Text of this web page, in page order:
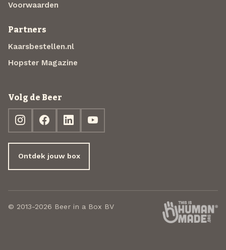
Voorwaarden
Partners
Kaarsbestellen.nl
Hopster Magazine
Volg de Beer
Ontdek jouw box
© 2013-2026 Beer in a Box BV